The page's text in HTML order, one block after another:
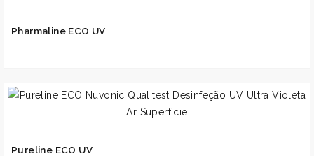
Pharmaline ECO UV
Pureline ECO UV